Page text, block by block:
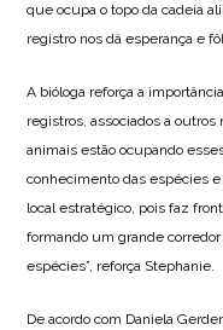
que ocupa o topo da cadeia
registro nos dá esperança e
A bióloga reforça a
registros, associados a
animais estão ocupando
conhecimento das espécies
local estratégico, pois faz
formando um grande
espécies”, reforça Stephanie.
De acordo com Daniela